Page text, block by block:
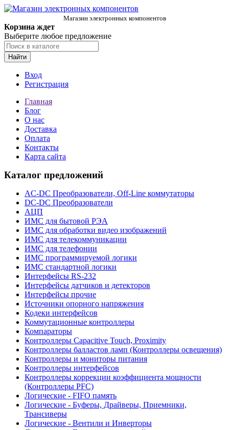
Магазин электронных компонентов
Корзина ждет
Выберите любое предложение
Найти
Вход
Регистрация
Главная
Блог
О нас
Доставка
Оплата
Контакты
Карта сайта
Каталог предложений
AC-DC Преобразователи, Off-Line коммутаторы
DC-DC Преобразователи
АЦП
ИМС для бытовой РЭА
ИМС для обработки видео изображений
ИМС для телекоммуникации
ИМС для телефонии
ИМС программируемой логики
ИМС стандартной логики
Интерфейсы RS-232
Интерфейсы датчиков и детекторов
Интерфейсы прочие
Источники опорного напряжения
Кодеки интерфейсов
Коммутационные контроллеры
Компараторы
Контроллеры Capacitive Touch, Proximity
Контроллеры балластов ламп (Контроллеры освещения)
Контроллеры и мониторы питания
Контроллеры интерфейсов
Контроллеры коррекции коэффициента мощности
(Контроллеры PFC)
Логические - FIFO память
Логические - Буферы, Драйверы, Приемники,
Трансиверы
Логические - Вентили и Инверторы